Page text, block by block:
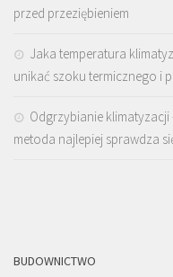
przed przeziębieniem
Jaka temperatura
unikać szoku termicznego i
Odgrzybianie
metoda najlepiej sprawdza
BUDOWNICTWO